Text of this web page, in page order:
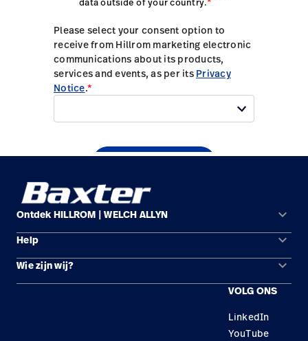
Ontdek HILLROM | WELCH ALLYN keyboard_arrow_down
Oplossingsgebieden
Producten
Help keyboard_arrow_down
Contact opnemen
Wie zijn wij? keyboard_arrow_down
VOLG ONS
LinkedIn
YouTube